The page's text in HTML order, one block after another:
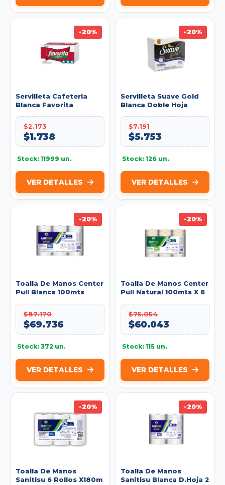
-20%
Servilleta Cafeteria
Blanca Favorita
200412101
$2.173
$1.738
Stock: 11999 un.
VER DETALLES
-20%
Servilleta Suave Gold
Blanca Doble Hoja
$7.191
$5.753
Stock: 126 un.
VER DETALLES
-20%
Toalla De Manos Center
Pull Blanca 100mts
Sanitisu Ref: 530220302
$87.170
$69.736
Stock: 372 un.
VER DETALLES
-20%
Toalla De Manos Center
Pull Natural 100mts X 6
530220303
$75.054
$60.043
Stock: 115 un.
VER DETALLES
-20%
Toalla De Manos
Sanitisu 6 Rollos X180m
-20%
Toalla De Manos
Sanitisu Blanca D.Hoja 2